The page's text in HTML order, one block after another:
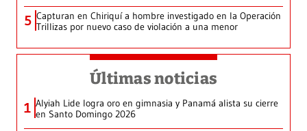
5 Capturan en Chiriquí a hombre investigado en la Operación
Trillizas por nuevo caso de violación a una menor
Últimas noticias
1 Alyiah Lide logra oro en gimnasia y Panamá alista su cierre
en Santo Domingo 2026